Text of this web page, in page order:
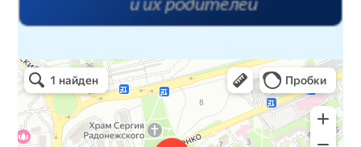
Детская библиотека № 14 Дружбы народов
Библиотека в Севастополе